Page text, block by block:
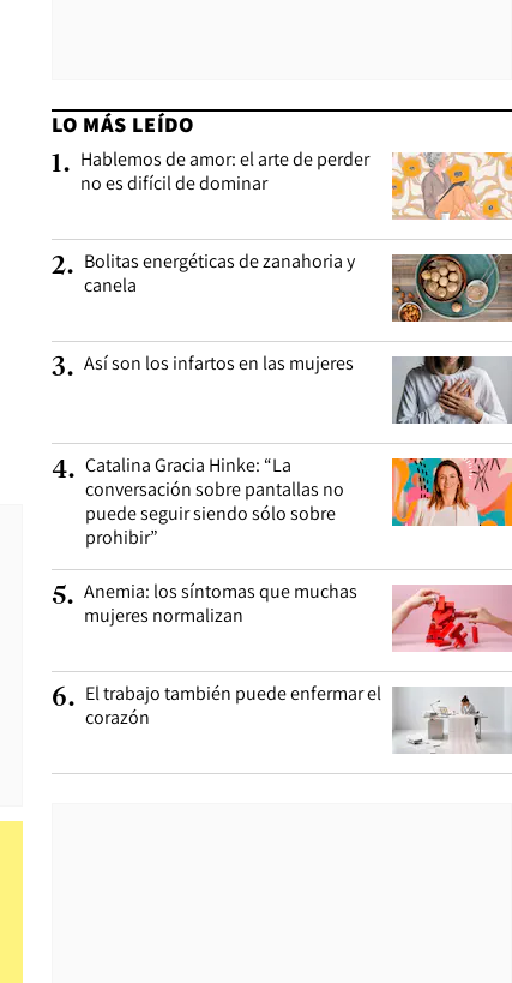
LO MÁS LEÍDO
1. Hablemos de amor: el arte de perder
no es difícil de dominar
2. Bolitas energéticas de zanahoria y
canela
3. Así son los infartos en las mujeres
4. Catalina Gracia Hinke: “La
conversación sobre pantallas no
puede seguir siendo sólo sobre
prohibir”
5. Anemia: los síntomas que muchas
mujeres normalizan
6. El trabajo también puede enfermar el
corazón